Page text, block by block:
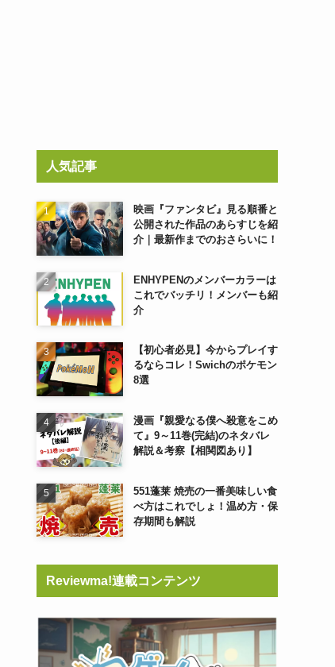
人気記事
映画『ファンタビ』見る順番と
公開された作品のあらすじを紹
介｜最新作までのおさらいに！
ENHYPENのメンバーカラーは
これでバッチリ！メンバーも紹
介
【初心者必見】今からプレイす
るならコレ！Swichのポケモン
8選
漫画『親愛なる僕へ殺意をこめ
て』9～11巻(完結)のネタバレ
解説＆考察【相関図あり】
551蓬莱 焼売の一番美味しい食
べ方はこれでしょ！温め方・保
存期間も解説
Reviewma!連載コンテンツ